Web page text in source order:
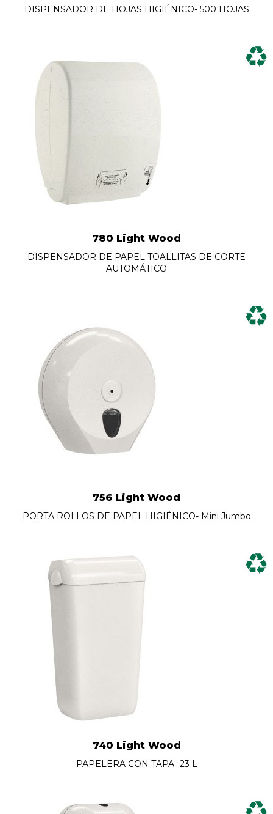
DISPENSADOR DE HOJAS HIGIÉNICO- 500 HOJAS
780 Light Wood
DISPENSADOR DE PAPEL TOALLITAS DE CORTE
AUTOMÁTICO
756 Light Wood
PORTA ROLLOS DE PAPEL HIGIÉNICO- Mini Jumbo
740 Light Wood
PAPELERA CON TAPA- 23 L